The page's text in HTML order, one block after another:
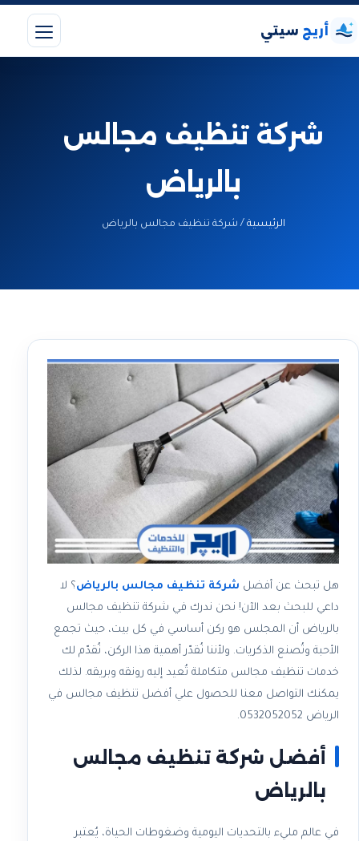
أريج سيتي
شركة تنظيف مجالس
بالرياض
الرئيسية / شركة تنظيف مجالس بالرياض
هل تبحث عن أفضل شركة تنظيف مجالس بالرياض ؟ لا
داعي للبحث بعد الآن! نحن ندرك في شركة تنظيف مجالس
بالرياض أن المجلس هو ركن أساسي في كل بيت، حيث تجمع
الأحبة وتُصنع الذكريات. ولأننا نُقدّر أهمية هذا الركن، نُقدّم لك
خدمات تنظيف مجالس متكاملة تُعيد إليه رونقه وبريقه. لذلك
يمكنك التواصل معنا للحصول علي أفضل تنظيف مجالس في
الرياض 0532052052.
أفضل شركة تنظيف مجالس
بالرياض
في عالم مليء بالتحديات اليومية وضغوطات الحياة، يُعتبر